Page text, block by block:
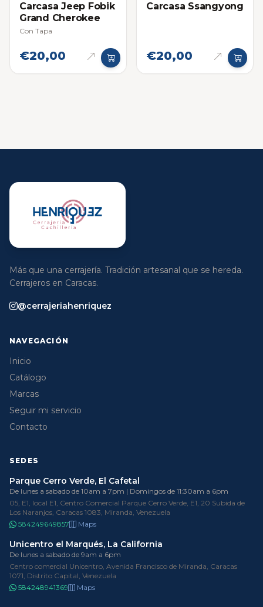
Carcasa Jeep Fobik
Grand Cherokee
Con Tapa
€20,00
Carcasa Ssangyong
€20,00
Más que una cerrajería. Tradición artesanal que se hereda.
Cerrajeros en Caracas.
@cerrajeriahenriquez
NAVEGACIÓN
Inicio
Catálogo
Marcas
Seguir mi servicio
Contacto
SEDES
Parque Cerro Verde, El Cafetal
De lunes a sabado de 10am a 7pm | Domingos de 11:30am a 6pm
05, E1, local E1, Centro Comercial Parque Cerro Verde, E1, 20 Subida de
Los Naranjos, Caracas 1083, Miranda, Venezuela
584249649857
Maps
Unicentro el Marqués, La California
De lunes a sabado de 9am a 6pm
Centro comercial Unicentro, Avenida Francisco de Miranda, Caracas
1071, Distrito Capital, Venezuela
584248941369
Maps